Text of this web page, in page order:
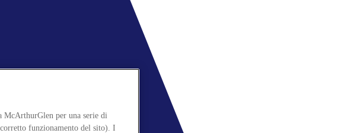
McArthurGlen per una serie di
funzionamento del sito). I